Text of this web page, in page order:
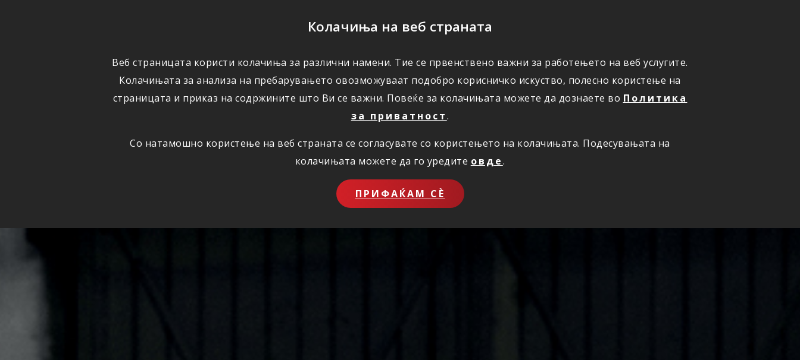
Колачиња на веб страната
Веб страницата користи колачиња за различни намени. Тие се првенствено важни за работењето на веб услугите.
Колачињата за анализа на пребарувањето овозможуваат подобро корисничко искуство, полесно користење на
страницата и приказ на содржините што Ви се важни. Повеќе за колачињата можете да дознаете во Политика
за приватност.
Со натамошно користење на веб страната се согласувате со користењето на колачињата. Подесувањата на
колачињата можете да го уредите овде.
ПРИФАЌАМ СЀ
ОСИГУРУВАЊЕ ШТЕТИ ПОВОЛНОСТИ КОРИСНО ЗА НАС ОНЛАЈН ПРИЈАВИ ШТЕТА